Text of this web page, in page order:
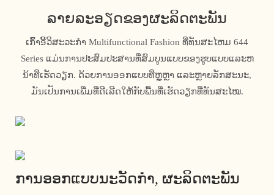
ລາຍລະອຽດຂອງຜະລິດຕະພັນ
ເກົ້າອີ້ວິສະວະກໍາ Multifunctional Fashion ທີ່ທັນສະໄຫມ 644
Series ແມ່ນການປະສົມປະສານທີ່ສົມບູນແບບຂອງຮູບແບບແລະຫ
ນ້າທີ່ເຮັດວຽກ. ດ້ວຍການອອກແບບທີ່ຫຼູຫຼາ ແລະຫຼາຍລັກສະນະ,
ມັນເປັນການເພີ່ມທີ່ດີເລີດໃຫ້ກັບພື້ນທີ່ເຮັດວຽກທີ່ທັນສະໄໝ.
ການອອກແບບນະວັດກໍາ, ຜະລິດຕະພັນ